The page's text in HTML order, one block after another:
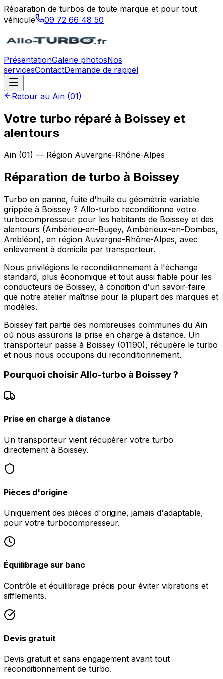
Réparation de turbos de toute marque et pour tout
véhicule
09 72 66 48 50
PrésentationGalerie photosNos
servicesContactDemande de rappel
Retour au Ain (01)
Votre turbo réparé à Boissey et
alentours
Ain (01) — Région Auvergne-Rhône-Alpes
Réparation de turbo à Boissey
Turbo en panne, fuite d'huile ou géométrie variable
grippée à Boissey ? Allo-turbo reconditionne votre
turbocompresseur pour les habitants de Boissey et des
alentours (Ambérieu-en-Bugey, Ambérieux-en-Dombes,
Ambléon), en région Auvergne-Rhône-Alpes, avec
enlèvement à domicile par transporteur.
Nous privilégions le reconditionnement à l'échange
standard, plus économique et tout aussi fiable pour les
conducteurs de Boissey, à condition d'un savoir-faire
que notre atelier maîtrise pour la plupart des marques et
modèles.
Boissey fait partie des nombreuses communes du Ain
où nous assurons la prise en charge à distance. Un
transporteur passe à Boissey (01190), récupère le turbo
et nous nous occupons du reconditionnement.
Pourquoi choisir Allo-turbo à Boissey?
Prise en charge à distance
Un transporteur vient récupérer votre turbo
directement à Boissey.
Pièces d'origine
Uniquement des pièces d'origine, jamais d'adaptable,
pour votre turbocompresseur.
Équilibrage sur banc
Contrôle et équilibrage précis pour éviter vibrations et
sifflements.
Devis gratuit
Devis gratuit et sans engagement avant tout
reconditionnement de turbo.